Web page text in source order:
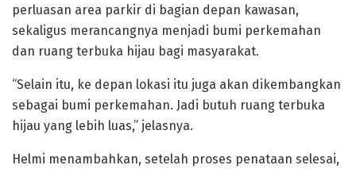
perluasan area parkir di bagian depan kawasan,
sekaligus merancangnya menjadi bumi perkemahan
dan ruang terbuka hijau bagi masyarakat.
“Selain itu, ke depan lokasi itu juga akan dikembangkan
sebagai bumi perkemahan. Jadi butuh ruang terbuka
hijau yang lebih luas,” jelasnya.
Helmi menambahkan, setelah proses penataan selesai,